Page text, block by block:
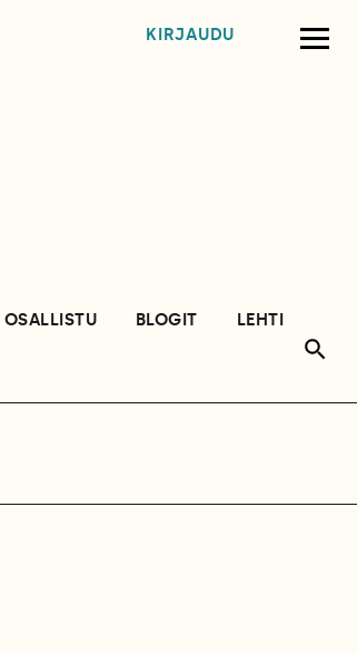
KIRJAUDU
OSALLISTU BLOGIT
LEHTI